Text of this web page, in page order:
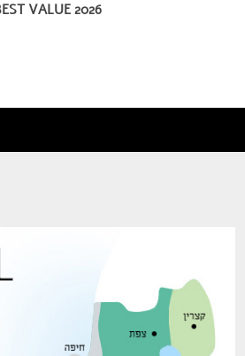
VALUE 2026